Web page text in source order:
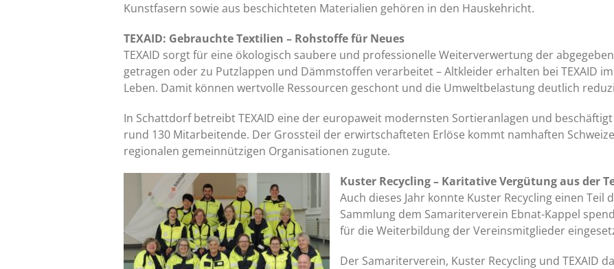
Kunstfasern sowie aus beschichteten Materialien gehören in den Hauskehricht.
TEXAID: Gebrauchte Textilien – Rohstoffe für Neues
TEXAID sorgt für eine ökologisch saubere und professionelle Weiterverwertung der
getragen oder zu Putzlappen und Dämmstoffen verarbeitet – Altkleider erhalten bei TEXAID
Leben. Damit können wertvolle Ressourcen geschont und die Umweltbelastung deutlich
In Schattdorf betreibt TEXAID eine der europaweit modernsten Sortieranlagen und
rund 130 Mitarbeitende. Der Grossteil der erwirtschafteten Erlöse kommt namhaften
regionalen gemeinnützigen Organisationen zugute.
Kuster Recycling – Karitative Vergütung aus der
Auch dieses Jahr konnte Kuster Recycling einen Teil
Sammlung dem Samariterverein Ebnat-Kappel
für die Weiterbildung der Vereinsmitglieder
Der Samariterverein, Kuster Recycling und TEXAID